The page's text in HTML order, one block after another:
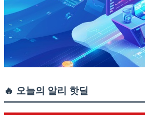
🔥 오늘의 알리 핫딜